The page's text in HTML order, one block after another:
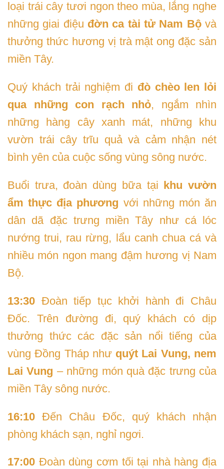
loại trái cây tươi ngon theo mùa, lắng nghe
những giai điệu đờn ca tài tử Nam Bộvà
thưởng thức hương vị trà mật ong đặc sản
miền Tây.
Quý khách trải nghiệm đi đò chèo len lỏi
qua những con rạch nhỏ, ngắm nhìn
những hàng cây xanh mát, những khu
vườn trái cây trĩu quả và cảm nhận nét
bình yên của cuộc sống vùng sông nước.
Buổi trưa, đoàn dùng bữa tại khu vườn
ẩm thực địa phương với những món ăn
dân dã đặc trưng miền Tây như cá lóc
nướng trui, rau rừng, lẩu canh chua cá và
nhiều món ngon mang đậm hương vị Nam
Bộ.
13:30 Đoàn tiếp tục khởi hành đi Châu
Đốc. Trên đường đi, quý khách có dịp
thưởng thức các đặc sản nổi tiếng của
vùng Đồng Tháp như quýt Lai Vung, nem
Lai Vung – những món quà đặc trưng của
miền Tây sông nước.
16:10 Đến Châu Đốc, quý khách nhận
phòng khách sạn, nghỉ ngơi.
17:00 Đoàn dùng cơm tối tại nhà hàng địa